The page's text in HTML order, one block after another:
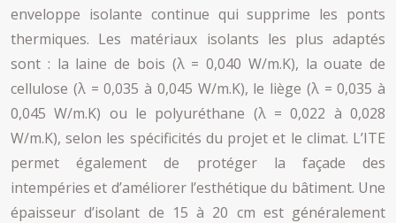
enveloppe isolante continue qui supprime les ponts
thermiques. Les matériaux isolants les plus adaptés
sont : la laine de bois (λ = 0,040 W/m.K), la ouate de
cellulose (λ = 0,035 à 0,045 W/m.K), le liège (λ = 0,035 à
0,045 W/m.K) ou le polyuréthane (λ = 0,022 à 0,028
W/m.K), selon les spécificités du projet et le climat. L’ITE
permet également de protéger la façade des
intempéries et d’améliorer l’esthétique du bâtiment. Une
épaisseur d’isolant de 15 à 20 cm est généralement